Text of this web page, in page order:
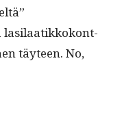
lasi­laatikkokont­
täy­teen. No,